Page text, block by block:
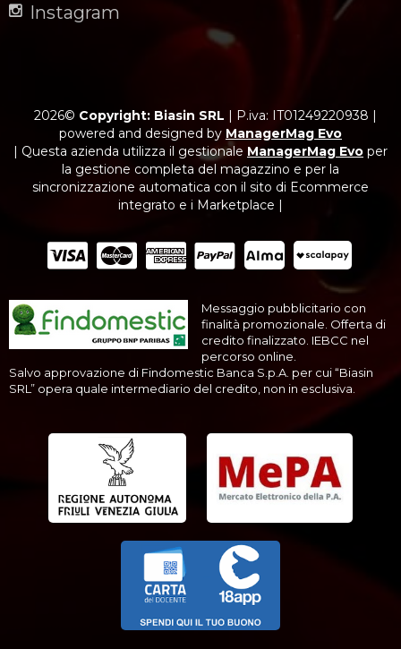
Instagram
2026© Copyright: Biasin SRL | P.iva: IT01249220938 |
powered and designed by ManagerMag Evo
| Questa azienda utilizza il gestionale ManagerMag Evo per
la gestione completa del magazzino e per la
sincronizzazione automatica con il sito di Ecommerce
integrato e i Marketplace |
Messaggio pubblicitario con
finalità promozionale. Offerta di
credito finalizzato. IEBCC nel
percorso online.
Salvo approvazione di Findomestic Banca S.p.A. per cui “Biasin
SRL” opera quale intermediario del credito, non in esclusiva.